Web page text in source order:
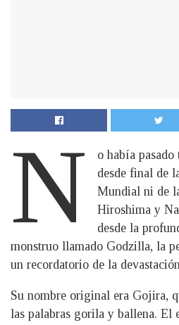
N
o había pasado
desde final de
Mundial ni de
Hiroshima y
desde la
monstruo llamado Godzilla, la
un recordatorio de la
Su nombre original era Gojira,
las palabras gorila y ballena. El